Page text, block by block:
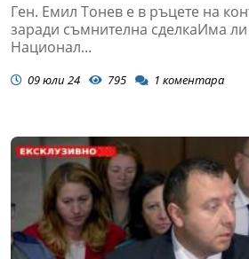
Ген. Емил Тонев е в ръцете на
заради съмнителна сделкаИма
Национал...
09 юли 24 795 1 коментара